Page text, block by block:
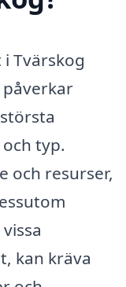
Tvärskog
typ.
och resurser,
kan kräva